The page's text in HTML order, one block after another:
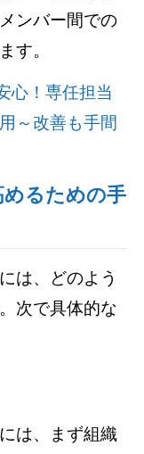
ンバー間での
す。
心！専任担当
～改善も手間
るための手
は、どのよう
次で具体的な
は、まず組織